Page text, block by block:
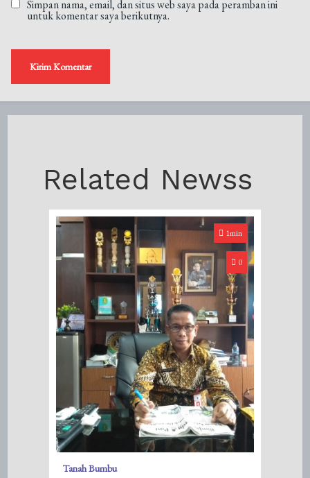
Simpan nama, email, dan situs web saya pada peramban ini
untuk komentar saya berikutnya.
Related Newss
1min
0
Tanah Bumbu